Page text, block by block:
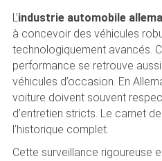
L’industrie automobile
à concevoir des véhicules
technologiquement avancés.
performance se retrouve
véhicules d’occasion. En
voiture doivent souvent
d’entretien stricts. Le carnet
l’historique complet.
Cette surveillance rigoureuse